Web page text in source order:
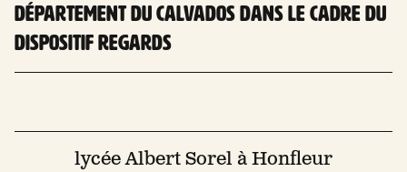
Département du Calvados dans le cadre du
dispositif Regards
lycée Albert Sorel à Honfleur